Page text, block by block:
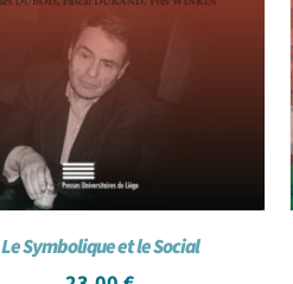
Le Symbolique et le Social